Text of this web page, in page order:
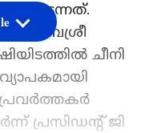
നടന്നത്.
കുടുംബശ്രീ
ചീനി
പ്രവർത്തകർ
പ്രസിഡന്റ് ജി